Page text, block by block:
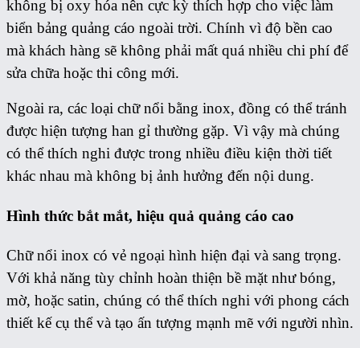
không bị oxy hóa nên cực kỳ thích hợp cho việc làm
biển bảng quảng cáo ngoài trời. Chính vì độ bền cao
mà khách hàng sẽ không phải mất quá nhiều chi phí để
sửa chữa hoặc thi công mới.
Ngoài ra, các loại chữ nổi bằng inox, đồng có thể tránh
được hiện tượng han gỉ thường gặp. Vì vậy mà chúng
có thể thích nghi được trong nhiều điều kiện thời tiết
khác nhau mà không bị ảnh hưởng đến nội dung.
Hình thức bắt mắt, hiệu quả quảng cáo cao
Chữ nổi inox có vẻ ngoại hình hiện đại và sang trọng.
Với khả năng tùy chỉnh hoàn thiện bề mặt như bóng,
mờ, hoặc satin, chúng có thể thích nghi với phong cách
thiết kế cụ thể và tạo ấn tượng mạnh mẽ với người nhìn.